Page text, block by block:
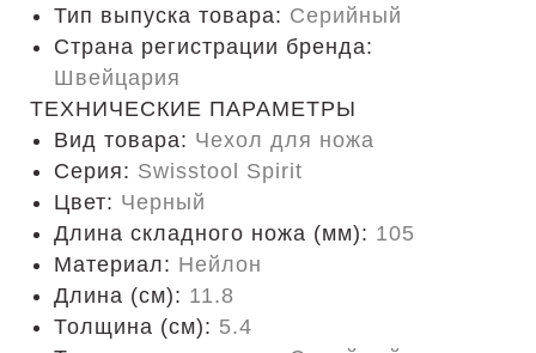
Тип выпуска товара: Серийный
Страна регистрации бренда:
Швейцария
ТЕХНИЧЕСКИЕ ПАРАМЕТРЫ
Вид товара: Чехол для ножа
Серия: Swisstool Spirit
Цвет: Черный
Длина складного ножа (мм): 105
Материал: Нейлон
Длина (cм): 11.8
Толщина (см): 5.4